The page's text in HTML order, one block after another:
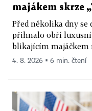
majákem skrze
Před několika dny se
přihnalo obří luxusní
blikajícím majáčkem
4. 8. 2026 ▪ 6 min. čtení